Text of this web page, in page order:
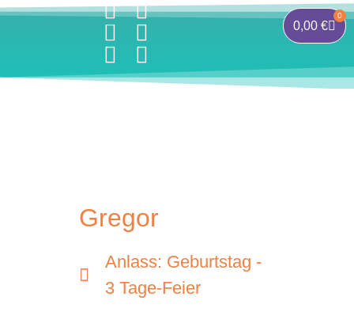
0,00 €
0
Gregor
Anlass: Geburtstag -
3 Tage-Feier